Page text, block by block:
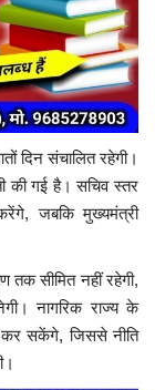
दिन संचालित रहेगी।
की गई है। सचिव स्तर
जबकि मुख्यमंत्री
तक सीमित नहीं रहेगी,
नागरिक राज्य के
सकेंगे, जिससे नीति